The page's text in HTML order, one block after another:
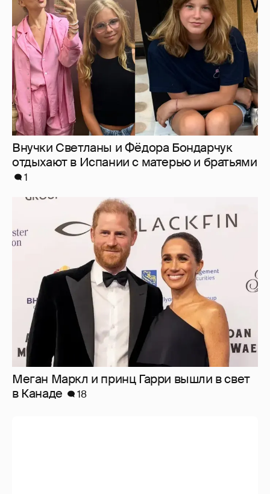
Внучки Светланы и Фёдора Бондарчук
отдыхают в Испании с матерью и братьями
1
Меган Маркл и принц Гарри вышли в свет
в Канаде
18